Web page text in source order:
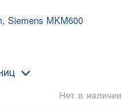
MKM600
Нет в наличии